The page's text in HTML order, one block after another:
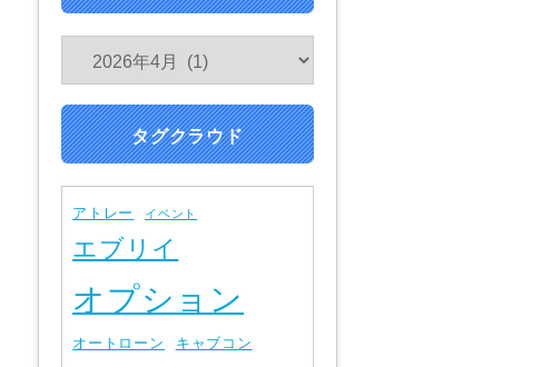
タグクラウド
アトレー イベント
エブリイ
オプション
オートローン キャブコン